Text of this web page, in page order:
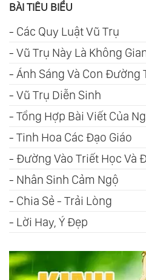
BÀI TIÊU BIỂU
- Các Quy Luật Vũ Trụ
- Vũ Trụ Này Là Không
- Ánh Sáng Và Con Đường
- Vũ Trụ Diễn Sinh
- Tổng Hợp Bài Viết Của
- Tinh Hoa Các Đạo Giáo
- Đường Vào Triết Học Và
- Nhân Sinh Cảm Ngộ
- Chia Sẻ - Trải Lòng
- Lời Hay, Ý Đẹp